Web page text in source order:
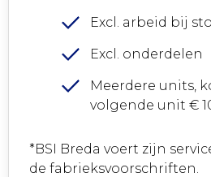
Excl. arbeid bij
Excl. onderdelen
Meerdere units,
volgende unit €
*BSI Breda voert zijn
de fabrieksvoorschriften.